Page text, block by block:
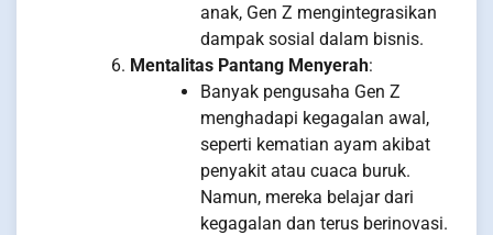
anak, Gen Z mengintegrasikan
dampak sosial dalam bisnis.
Mentalitas Pantang Menyerah:
Banyak pengusaha Gen Z
menghadapi kegagalan awal,
seperti kematian ayam akibat
penyakit atau cuaca buruk.
Namun, mereka belajar dari
kegagalan dan terus berinovasi.